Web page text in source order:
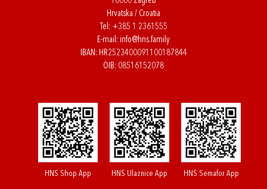
Hrvatska / Croatia
Tel: +385 1 2361555
E-mail: info@hns.family
IBAN: HR2523400091100187844
OIB: 08516152078
HNS Shop App HNS Ulaznice App HNS Semafor App